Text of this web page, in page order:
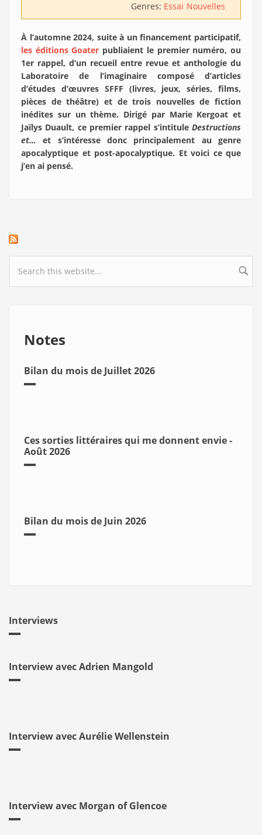
Genres: Essai Nouvelles
À l’automne 2024, suite à un financement participatif,
les éditions Goater publiaient le premier numéro, ou
1er rappel, d’un recueil entre revue et anthologie du
Laboratoire de l’imaginaire composé d’articles
d’études d’œuvres SFFF (livres, jeux, séries, films,
pièces de théâtre) et de trois nouvelles de fiction
inédites sur un thème. Dirigé par Marie Kergoat et
Jaïlys Duault, ce premier rappel s’intitule Destructions
et… et s’intéresse donc principalement au genre
apocalyptique et post-apocalyptique. Et voici ce que
j’en ai pensé.
Search form
Notes
Bilan du mois de Juillet 2026
Ces sorties littéraires qui me donnent envie -
Août 2026
Bilan du mois de Juin 2026
Interviews
Interview avec Adrien Mangold
Interview avec Aurélie Wellenstein
Interview avec Morgan of Glencoe